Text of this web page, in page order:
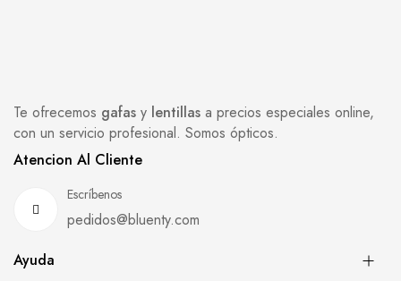
Te ofrecemos gafas y lentillas a precios especiales online,
con un servicio profesional. Somos ópticos.
Atencion Al Cliente
Escríbenos
pedidos@bluenty.com
Ayuda